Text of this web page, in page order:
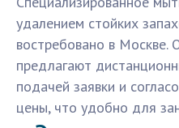
удалением стойких
востребовано в Москве.
предлагают
подачей заявки и
цены, что удобно для